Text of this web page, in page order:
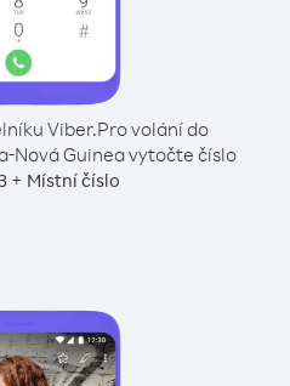
Viber.Pro volání do
Nová Guinea vytočte číslo
+ Místní číslo